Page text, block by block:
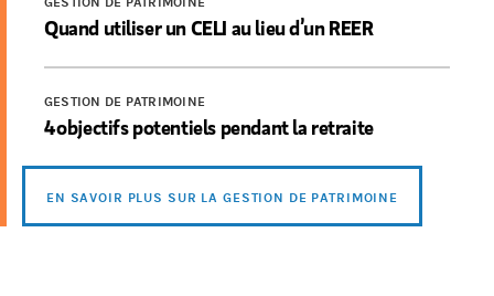
Quand utiliser un CELI au lieu d’un REER
GESTION DE PATRIMOINE
4 objectifs potentiels pendant la retraite
EN SAVOIR PLUS SUR LA GESTION DE PATRIMOINE